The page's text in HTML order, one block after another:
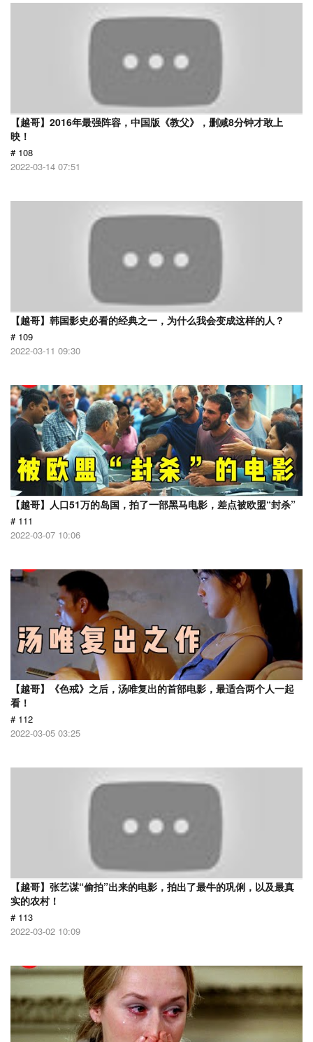
【越哥】2016年最强阵容，中国版《教父》，删减8分钟才敢上
映！
# 108
2022-03-14 07:51
【越哥】韩国影史必看的经典之一，为什么我会变成这样的人？
# 109
2022-03-11 09:30
【越哥】人口51万的岛国，拍了一部黑马电影，差点被欧盟“封杀”
# 111
2022-03-07 10:06
【越哥】《色戒》之后，汤唯复出的首部电影，最适合两个人一起
看！
# 112
2022-03-05 03:25
【越哥】张艺谋“偷拍”出来的电影，拍出了最牛的巩俐，以及最真
实的农村！
# 113
2022-03-02 10:09